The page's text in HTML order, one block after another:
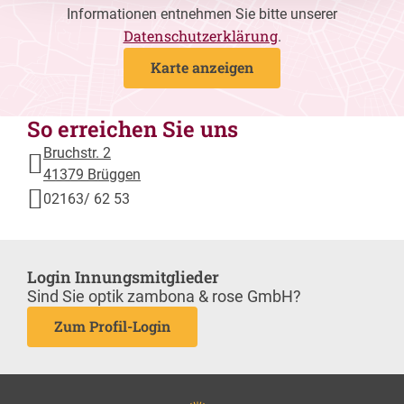
Informationen entnehmen Sie bitte unserer
Datenschutzerklärung.
Karte anzeigen
So erreichen Sie uns
Bruchstr. 2
41379 Brüggen
02163/ 62 53
Login Innungsmitglieder
Sind Sie optik zambona & rose GmbH?
Zum Profil-Login